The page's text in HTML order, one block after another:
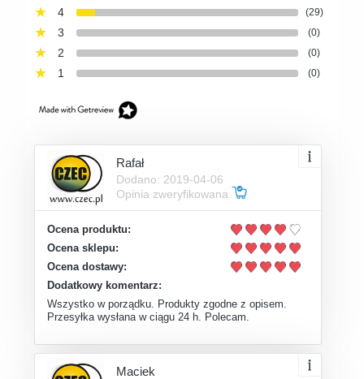
4 (29)
3 (0)
2 (0)
1 (0)
Rafał
Dodano: 2019-04-06
Opinia zweryfikowana
Ocena produktu:
Ocena sklepu:
Ocena dostawy:
Dodatkowy komentarz:
Wszystko w porządku. Produkty zgodne z opisem.
Przesyłka wysłana w ciągu 24 h. Polecam.
Maciek